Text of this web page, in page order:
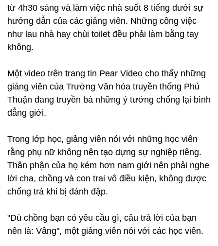
từ 4h30 sáng và làm việc nhà suốt 8 tiếng dưới sự
hướng dẫn của các giảng viên. Những công việc
như lau nhà hay chùi toilet đều phải làm bằng tay
không.
Một video trên trang tin Pear Video cho thấy những
giảng viên của Trường Văn hóa truyền thống Phủ
Thuận đang truyền bá những ý tưởng chống lại bình
đẳng giới.
Trong lớp học, giảng viên nói với những học viên
rằng phụ nữ không nên tạo dựng sự nghiệp riêng.
Thân phận của họ kém hơn nam giới nên phải nghe
lời cha, chồng và con trai vô điều kiện, không được
chống trả khi bị đánh đập.
"Dù chồng bạn có yêu cầu gì, câu trả lời của bạn
nên là: Vâng", một giảng viên nói với các học viên.